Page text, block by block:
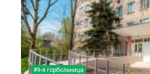
#9-я горбольница